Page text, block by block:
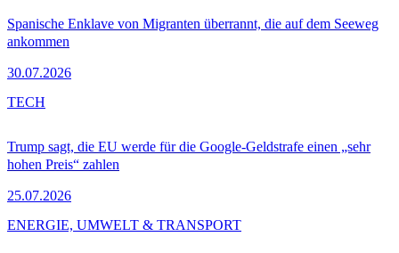
Spanische Enklave von Migranten überrannt, die auf dem Seeweg
ankommen
30.07.2026
Trump sagt, die EU werde für die Google-Geldstrafe einen „sehr
hohen Preis“ zahlen
25.07.2026
TECH
ENERGIE, UMWELT & TRANSPORT